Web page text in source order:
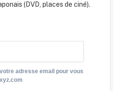
(DVD, places de ciné).
adresse email pour vous